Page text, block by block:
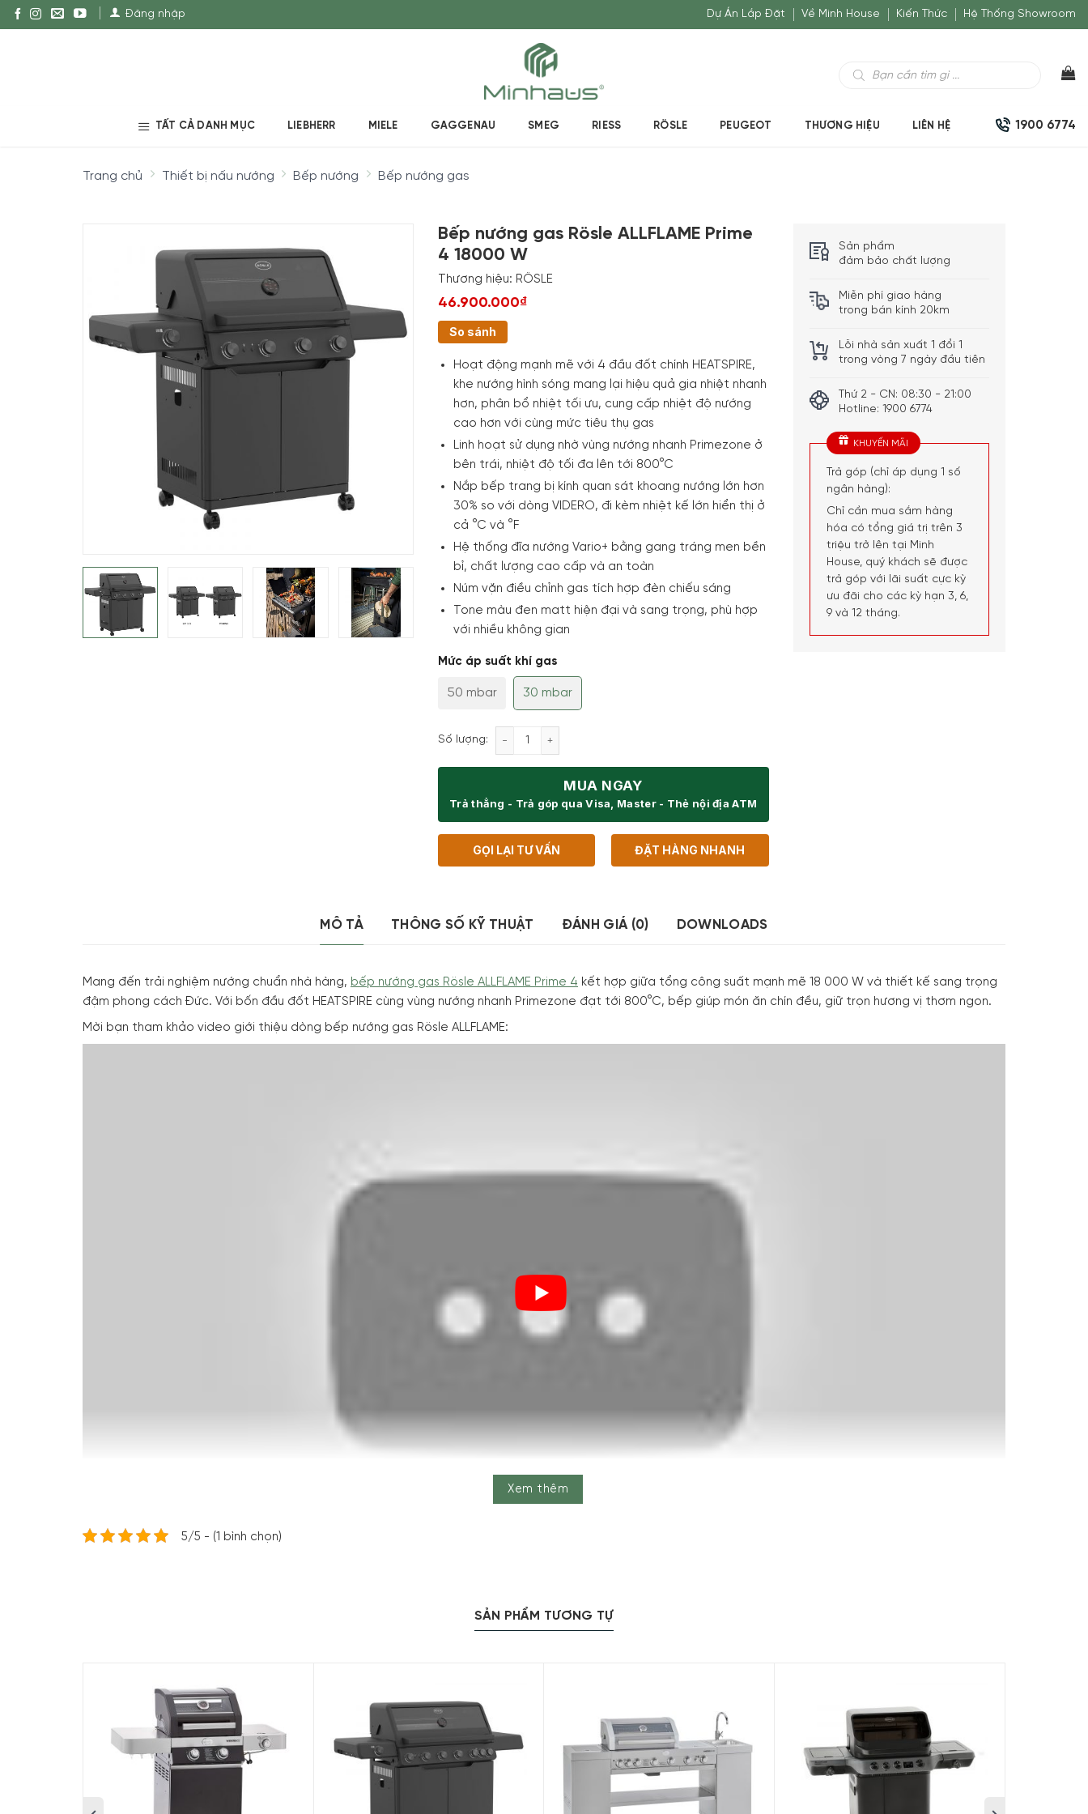
Đăng nhập Dự Án Lắp Đặt Về Minh House Kiến Thức Hệ Thống Showroom
kiếm
TẤT CẢ DANH MỤC LIEBHERR MIELE GAGGENAU SMEG RIESS RÖSLE PEUGEOT THƯƠNG HIỆU LIÊN HỆ 1900 6774
Trang chủ Thiết bị nấu nướng Bếp nướng Bếp nướng gas
Bếp nướng gas Rösle ALLFLAME Prime
4 18000 W
Thương hiệu: RÖSLE
46.900.000₫
So sánh
Hoạt động mạnh mẽ với 4 đầu đốt chính HEATSPIRE,
khe nướng hình sóng mang lại hiệu quả gia nhiệt nhanh
hơn, phân bổ nhiệt tối ưu, cung cấp nhiệt độ nướng
cao hơn với cùng mức tiêu thụ gas
Linh hoạt sử dụng nhờ vùng nướng nhanh Primezone ở
bên trái, nhiệt độ tối đa lên tới 800°C
Nắp bếp trang bị kính quan sát khoang nướng lớn hơn
30% so với dòng VIDERO, đi kèm nhiệt kế lớn hiển thị ở
cả °C và °F
Hệ thống đĩa nướng Vario+ bằng gang tráng men bền
bỉ, chất lượng cao cấp và an toàn
Núm vặn điều chỉnh gas tích hợp đèn chiếu sáng
Tone màu đen matt hiện đại và sang trọng, phù hợp
với nhiều không gian
Mức áp suất khí gas
50 mbar 30 mbar
Số lượng: Bếp nướng gas Rösle ALLFLAME Prime 4 18000 W số lượng
MUA NGAY
Trả thẳng - Trả góp qua Visa, Master - Thẻ nội địa ATM
GỌI LẠI TƯ VẤN ĐẶT HÀNG NHANH
Sản phẩm
đảm bảo chất lượng
Miễn phí giao hàng
trong bán kính 20km
Lỗi nhà sản xuất 1 đổi 1
trong vòng 7 ngày đầu tiên
Thứ 2 - CN: 08:30 - 21:00
Hotline: 1900 6774
KHUYẾN MÃI
Trả góp (chỉ áp dụng 1 số
ngân hàng):
Chỉ cần mua sắm hàng
hóa có tổng giá trị trên 3
triệu trở lên tại Minh
House, quý khách sẽ được
trả góp với lãi suất cực kỳ
ưu đãi cho các kỳ hạn 3, 6,
9 và 12 tháng.
MÔ TẢ THÔNG SỐ KỸ THUẬT ĐÁNH GIÁ (0) DOWNLOADS
Mang đến trải nghiệm nướng chuẩn nhà hàng, bếp nướng gas Rösle ALLFLAME Prime 4 kết hợp giữa tổng công suất mạnh mẽ 18 000 W và thiết kế sang trọng
đậm phong cách Đức. Với bốn đầu đốt HEATSPIRE cùng vùng nướng nhanh Primezone đạt tới 800°C, bếp giúp món ăn chín đều, giữ trọn hương vị thơm ngon.
Mời bạn tham khảo video giới thiệu dòng bếp nướng gas Rösle ALLFLAME:
Thông số kỹ thuật và tổng quan sản phẩm bếp nướng gas Rösle ALLFLAME Prime 4 18000 W
Rösle
Model:
251052 (50 mbar), 251056 (30 mbar)
Sản xuất tại:Trung Quốc
Bếp nướng gas
Xem thêm
5/5 - (1 bình chọn)
SẢN PHẨM TƯƠNG TỰ